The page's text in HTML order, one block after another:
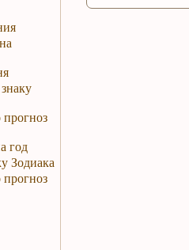
год
Зодиака